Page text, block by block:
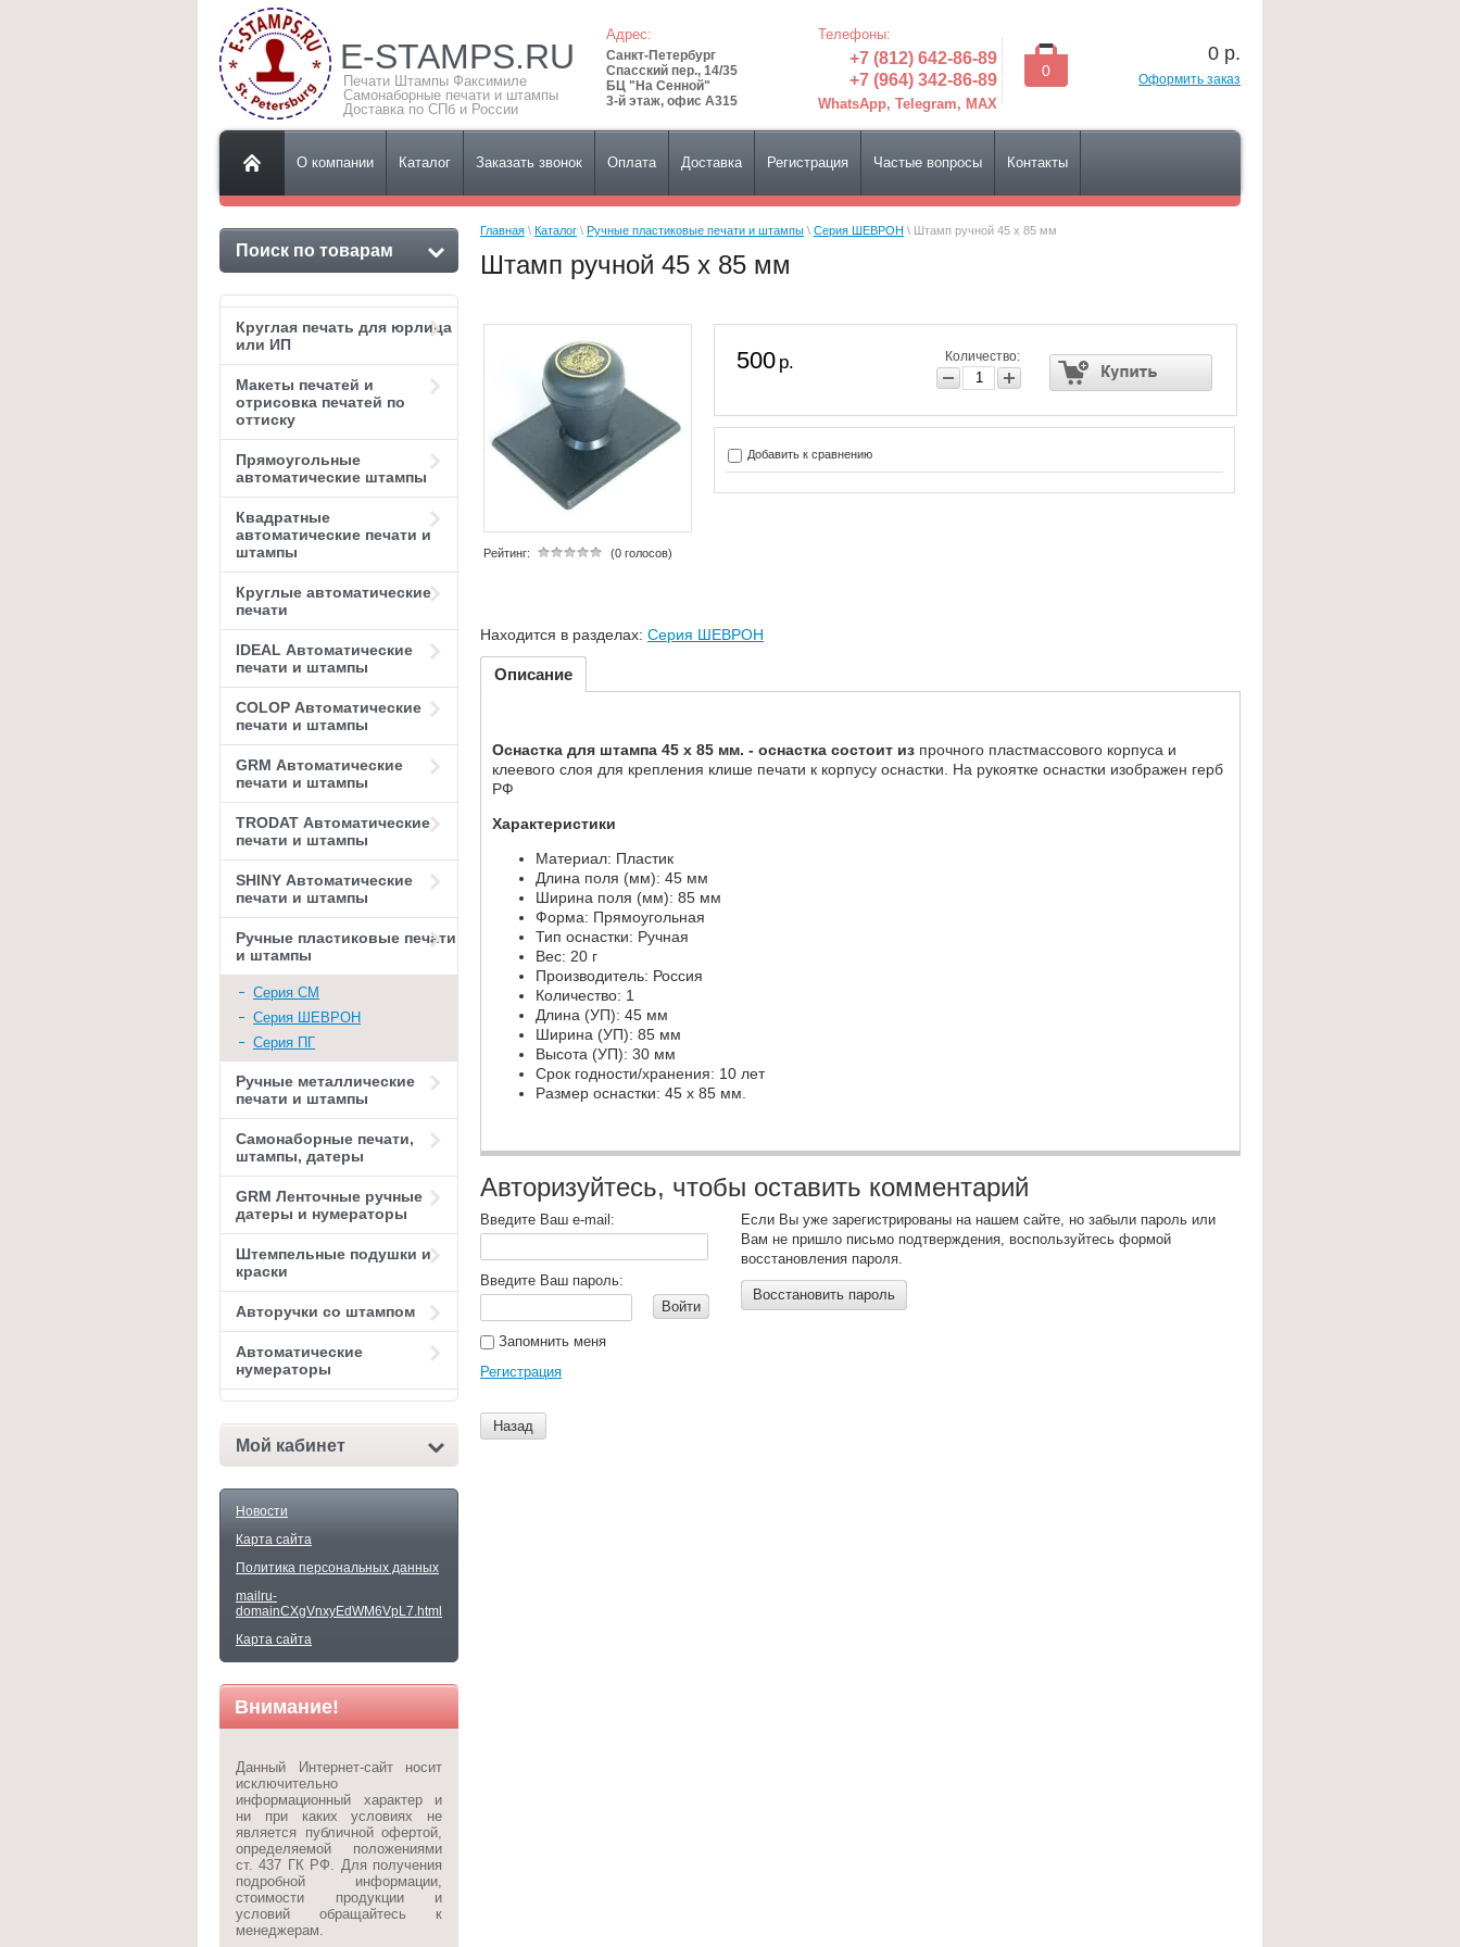
E-STAMPS.RU
Печати Штампы Факсимиле
Самонаборные печати и штампы
Доставка по СПб и России
Адрес:
Санкт-Петербург
Спасский пер., 14/35
БЦ "На Сенной"
3-й этаж, офис А315
Телефоны:
+7 (812) 642-86-89
+7 (964) 342-86-89
WhatsApp, Telegram, MAX
0
0 р.
Оформить заказ
О компании Каталог Заказать звонок Оплата Доставка Регистрация Частые вопросы Контакты
Поиск по товарам
Круглая печать для юрлица
или ИП
Макеты печатей и
отрисовка печатей по
оттиску
Прямоугольные
автоматические штампы
Квадратные
автоматические печати и
штампы
Круглые автоматические
печати
IDEAL Автоматические
печати и штампы
COLOP Автоматические
печати и штампы
GRM Автоматические
печати и штампы
TRODAT Автоматические
печати и штампы
SHINY Автоматические
печати и штампы
Ручные пластиковые печати
и штампы
Серия СМ
Серия ШЕВРОН
Серия ПГ
Ручные металлические
печати и штампы
Самонаборные печати,
штампы, датеры
GRM Ленточные ручные
датеры и нумераторы
Штемпельные подушки и
краски
Авторучки со штампом
Автоматические
нумераторы
Мой кабинет
Новости
Карта сайта
Политика персональных данных
mailru-
domainCXgVnxyEdWM6VpL7.html
Карта сайта
Внимание!
Данный Интернет-сайт носит
исключительно
информационный характер и
ни при каких условиях не
является публичной офертой,
определяемой положениями
ст. 437 ГК РФ. Для получения
подробной информации,
стоимости продукции и
условий обращайтесь к
менеджерам.
Главная \ Каталог \ Ручные пластиковые печати и штампы \ Серия ШЕВРОН \ Штамп ручной 45 х 85 мм
Штамп ручной 45 х 85 мм
Рейтинг: (0 голосов)
500 р. Количество:
Добавить к сравнению
Находится в разделах: Серия ШЕВРОН
Описание
Оснастка для штампа 45 х 85 мм. - оснастка состоит из прочного пластмассового корпуса и
клеевого слоя для крепления клише печати к корпусу оснастки. На рукоятке оснастки изображен герб
РФ
Характеристики
Материал: Пластик
Длина поля (мм): 45 мм
Ширина поля (мм): 85 мм
Форма: Прямоугольная
Тип оснастки: Ручная
Вес: 20 г
Производитель: Россия
Количество: 1
Длина (УП): 45 мм
Ширина (УП): 85 мм
Высота (УП): 30 мм
Срок годности/хранения: 10 лет
Размер оснастки: 45 х 85 мм.
Авторизуйтесь, чтобы оставить комментарий
Введите Ваш e-mail:
Введите Ваш пароль:
Войти
Запомнить меня
Регистрация
Если Вы уже зарегистрированы на нашем сайте, но забыли пароль или
Вам не пришло письмо подтверждения, воспользуйтесь формой
восстановления пароля.
Восстановить пароль
Назад